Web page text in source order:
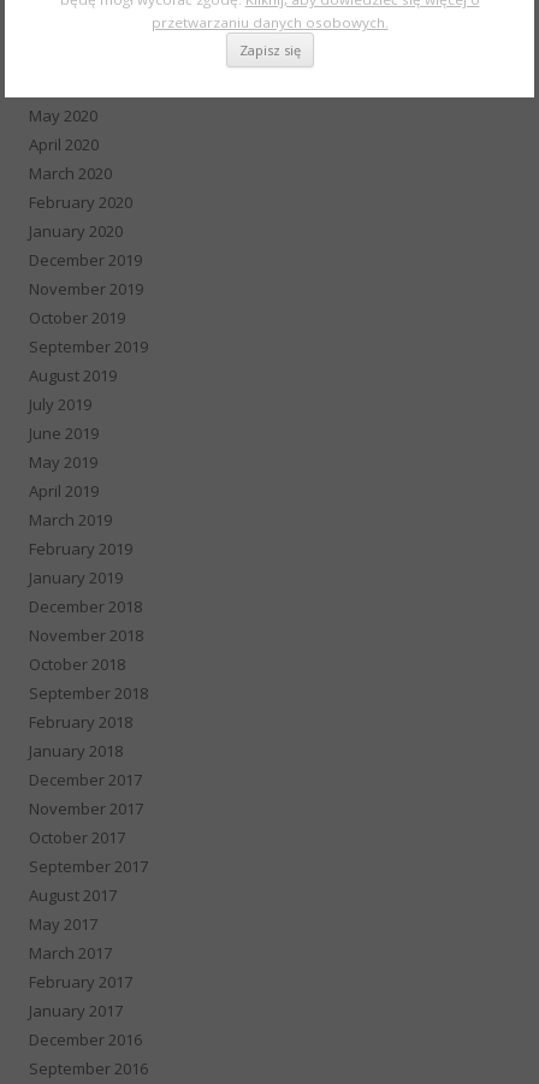
May 2020
April 2020
March 2020
February 2020
January 2020
December 2019
November 2019
October 2019
September 2019
August 2019
July 2019
June 2019
May 2019
April 2019
March 2019
February 2019
January 2019
December 2018
November 2018
October 2018
September 2018
February 2018
January 2018
December 2017
November 2017
October 2017
September 2017
August 2017
May 2017
March 2017
February 2017
January 2017
December 2016
September 2016
przetwarzaniu danych osobowych.